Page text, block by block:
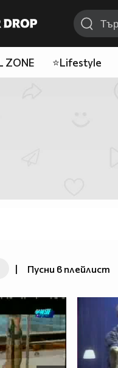
ZONE ⭐Lifestyle
| Пусни в плейлист